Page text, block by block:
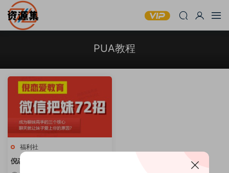
PUA教程
福利社
倪恋爱教育 微信把妹72招